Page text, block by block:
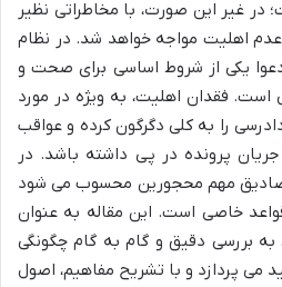
غیر این صورت، با مخاطراتی نظیر
اهلیت مواجه خواهد شد. در نظام
یکی از شروط اساسی برای صحت و
است. فقدان اهلیت، به ویژه در مورد
را به کلی دگرگون کرده و عواقب
پرونده در پی داشته باشد. در
مصادیق مهم محجورین محسوب می شود
خاصی است. این مقاله به عنوان
به بررسی دقیق و گام به گام چگونگی
پردازد و با تشریح مفاهیم، اصول